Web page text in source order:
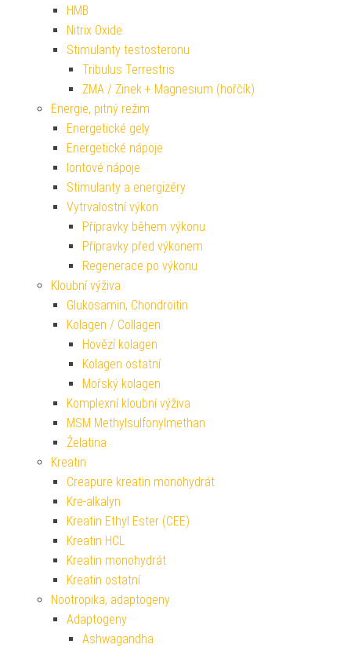
HMB
Nitrix Oxide
Stimulanty testosteronu
Tribulus Terrestris
ZMA / Zinek + Magnesium (hořčík)
Energie, pitný režim
Energetické gely
Energetické nápoje
Iontové nápoje
Stimulanty a energizéry
Vytrvalostní výkon
Přípravky během výkonu
Přípravky před výkonem
Regenerace po výkonu
Kloubní výživa
Glukosamin, Chondroitin
Kolagen / Collagen
Hovězí kolagen
Kolagen ostatní
Mořský kolagen
Komplexní kloubní výživa
MSM Methylsulfonylmethan
Želatina
Kreatin
Creapure kreatin monohydrát
Kre-alkalyn
Kreatin Ethyl Ester (CEE)
Kreatin HCL
Kreatin monohydrát
Kreatin ostatní
Nootropika, adaptogeny
Adaptogeny
Ashwagandha